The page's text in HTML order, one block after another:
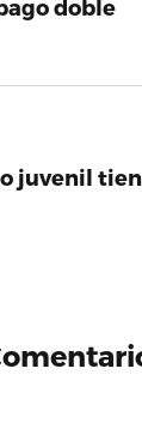
doble
juvenil